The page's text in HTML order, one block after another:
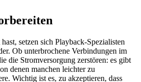
setzen sich Playback-Spezialisten
Ob unterbrochene Verbindungen im
die Stromversorgung zerstören: es gibt
denen manchen leichter zu
Wichtig ist es, zu akzeptieren, dass